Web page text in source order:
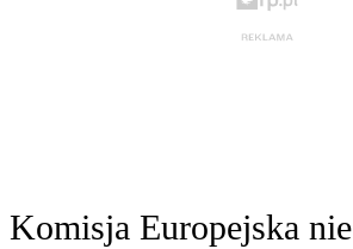
Komisja Europejska nie